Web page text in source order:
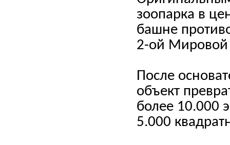
зоопарка в
башне
2-ой
После
объект
более 10.000
5.000